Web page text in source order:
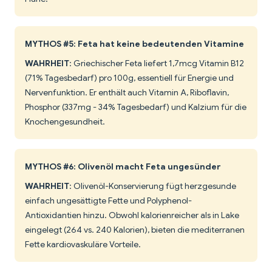
MYTHOS #5: Feta hat keine bedeutenden Vitamine
WAHRHEIT: Griechischer Feta liefert 1,7mcg Vitamin B12
(71% Tagesbedarf) pro 100g, essentiell für Energie und
Nervenfunktion. Er enthält auch Vitamin A, Riboflavin,
Phosphor (337mg - 34% Tagesbedarf) und Kalzium für die
Knochengesundheit.
MYTHOS #6: Olivenöl macht Feta ungesünder
WAHRHEIT: Olivenöl-Konservierung fügt herzgesunde
einfach ungesättigte Fette und Polyphenol-
Antioxidantien hinzu. Obwohl kalorienreicher als in Lake
eingelegt (264 vs. 240 Kalorien), bieten die mediterranen
Fette kardiovaskuläre Vorteile.